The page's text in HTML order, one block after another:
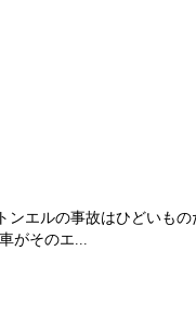
ンエルの事故はひどい
がそのエ...